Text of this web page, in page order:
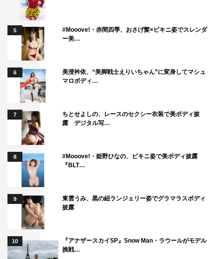
5
#Mooove!・赤間四季、おさげ髪×ビキニ姿でスレンダ
ー美…
6
美澄衿依、“美脚戦士えりいちゃん”に変身してマシュ
マロボディ…
7
ちとせよしの、レースのセクシー衣装で美ボディ披
露 デジタル写…
8
#Mooove!・姫野ひなの、ビキニ姿で美ボディ披露
『BLT…
9
東雲うみ、黒の紐ランジェリー姿でグラマラスボディ
披露
10
『アナザースカイSP』Snow Man・ラウールがモデル
挑戦…